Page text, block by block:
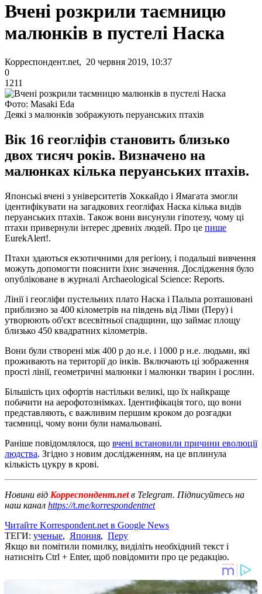
Вчені розкрили таємницю
малюнків в пустелі Наска
Корреспондент.net, 20 червня 2019, 10:37
0
1211
Фото: Masaki Eda
Деякі з малюнків зображують перуанських птахів
Вік 16 геогліфів становить близько
двох тисяч років. Визначено на
малюнках кілька перуанських птахів.
Японські вчені з університетів Хоккайдо і Ямагата змогли
ідентифікувати на загадкових геогліфах Наска кілька видів
перуанських птахів. Також вони висунули гіпотезу, чому ці
птахи привернули інтерес древніх людей. Про це пише
EurekAlert!.
Птахи здаються екзотичними для регіону, і подальші вивчення
можуть допомогти пояснити їхнє значення. Дослідження було
опубліковане в журналі Archaeological Science: Reports.
Лінії і геогліфи пустельних плато Наска і Пальпа розташовані
приблизно за 400 кілометрів на південь від Ліми (Перу) і
утворюють об'єкт всесвітньої спадщини, що займає площу
близько 450 квадратних кілометрів.
Вони були створені між 400 р до н.е. і 1000 р н.е. людьми, які
проживають на території до інків. Включають ці зображення
прості лінії, геометричні малюнки і малюнки тварин і рослин.
Більшість цих офортів настільки великі, що їх найкраще
побачити на аерофотознімках. Ідентифікація того, що вони
представляють, є важливим першим кроком до розгадки
таємниці, чому вони були намальовані.
Раніше повідомлялося, що вчені встановили причини еволюції
людства. Згідно з новим дослідженням, на це вплинула
кількість цукру в крові.
Новини від Корреспондент.netв Telegram. Підписуйтесь на
наш канал https://t.me/korrespondentnet
Читайте Korrespondent.net в Google News
ТЕГИ: ученые, Япония, Перу
Якщо ви помітили помилку, виділіть необхідний текст і
натисніть Ctrl + Enter, щоб повідомити про це редакцію.